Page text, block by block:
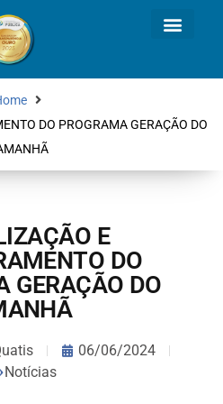
DO PROGRAMA GERAÇÃO DO
E
DO
GERAÇÃO DO
06/06/2024
Notícias